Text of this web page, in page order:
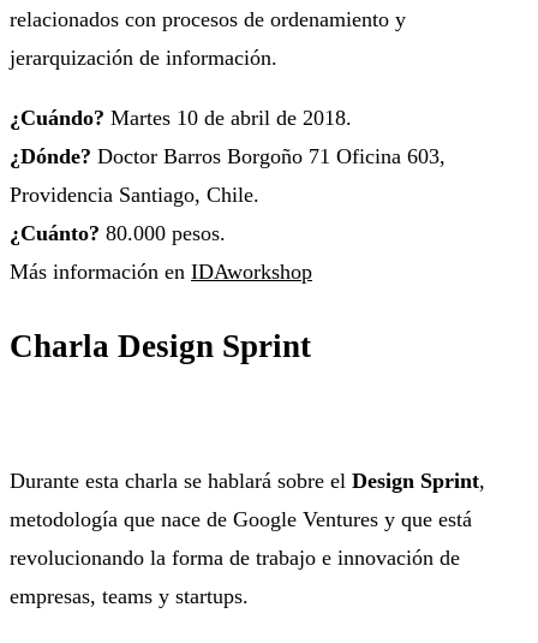
relacionados con procesos de ordenamiento y
jerarquización de información.
¿Cuándo? Martes 10 de abril de 2018.
¿Dónde? Doctor Barros Borgoño 71 Oficina 603,
Providencia Santiago, Chile.
¿Cuánto? 80.000 pesos.
Más información en IDAworkshop
Charla Design Sprint
Durante esta charla se hablará sobre el Design Sprint,
metodología que nace de Google Ventures y que está
revolucionando la forma de trabajo e innovación de
empresas, teams y startups.